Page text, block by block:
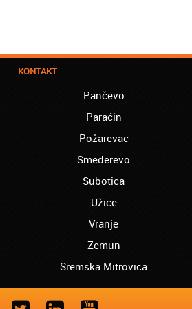
KONTAKT
Pančevo
Paraćin
Požarevac
Smederevo
Subotica
Užice
Vranje
Zemun
Sremska Mitrovica